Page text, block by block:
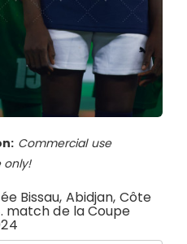
Commercial use
only!
Bissau, Abidjan, Côte
match de la Coupe